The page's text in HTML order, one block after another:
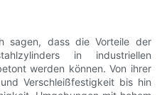
sagen, dass die Vorteile der
in industriellen
werden können. Von ihrer
Verschleißfestigkeit bis hin